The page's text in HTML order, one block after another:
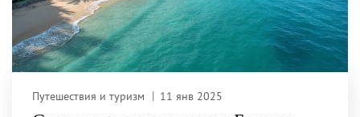
Путешествия и туризм 11 янв 2025